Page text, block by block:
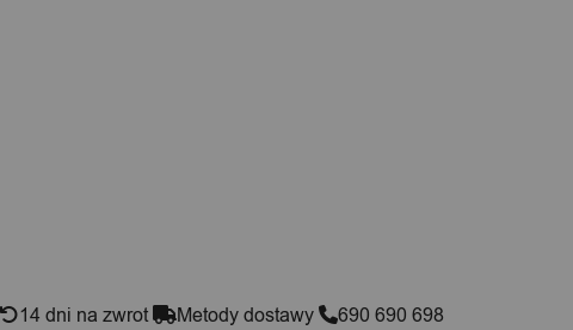
14 dni na zwrot Metody dostawy 690 690 698